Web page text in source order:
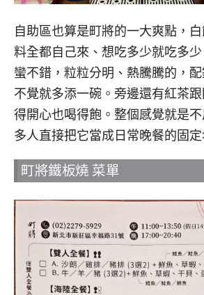
自助區也算是町將的一大爽點，
料全都自己來、想吃多少就吃多
蠻不錯，粒粒分明、熱騰騰的，
不覺就多添一碗。旁邊還有紅茶
得開心也喝得飽。整個感覺就是
多人直接把它當成日常晚餐的固定
町將鐵板燒 菜單